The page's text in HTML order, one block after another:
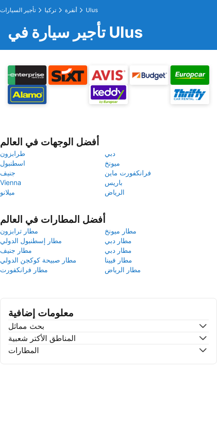
تأجير السيارات تركيا أنقرة Ulus
تأجير سيارة في Ulus
أفضل الوجهات في العالم
طرابزون
دبي
اسطنبول
ميونخ
جنيف
فرانكفورت ماين
Vienna
باريس
ميلانو
الرياض
أفضل المطارات في العالم
مطار ترابزون
مطار ميونخ
مطار إسطنبول الدولي
مطار دبي
مطار جنيف
مطار دبي
مطار صبيحة كوكجن الدولي
مطار فيينا
مطار فرانكفورت
مطار الرياض
معلومات إضافية
بحث مماثل
المناطق الأكتر شعبية
المطارات